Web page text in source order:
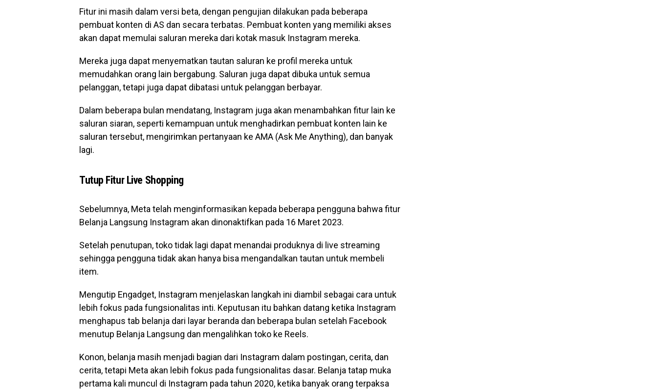
Fitur ini masih dalam versi beta, dengan pengujian dilakukan pada beberapa
pembuat konten di AS dan secara terbatas. Pembuat konten yang memiliki akses
akan dapat memulai saluran mereka dari kotak masuk Instagram mereka.
Mereka juga dapat menyematkan tautan saluran ke profil mereka untuk
memudahkan orang lain bergabung. Saluran juga dapat dibuka untuk semua
pelanggan, tetapi juga dapat dibatasi untuk pelanggan berbayar.
Dalam beberapa bulan mendatang, Instagram juga akan menambahkan fitur lain ke
saluran siaran, seperti kemampuan untuk menghadirkan pembuat konten lain ke
saluran tersebut, mengirimkan pertanyaan ke AMA (Ask Me Anything), dan banyak
lagi.
Tutup Fitur Live Shopping
Sebelumnya, Meta telah menginformasikan kepada beberapa pengguna bahwa fitur
Belanja Langsung Instagram akan dinonaktifkan pada 16 Maret 2023.
Setelah penutupan, toko tidak lagi dapat menandai produknya di live streaming
sehingga pengguna tidak akan hanya bisa mengandalkan tautan untuk membeli
item.
Mengutip Engadget, Instagram menjelaskan langkah ini diambil sebagai cara untuk
lebih fokus pada fungsionalitas inti. Keputusan itu bahkan datang ketika Instagram
menghapus tab belanja dari layar beranda dan beberapa bulan setelah Facebook
menutup Belanja Langsung dan mengalihkan toko ke Reels.
Konon, belanja masih menjadi bagian dari Instagram dalam postingan, cerita, dan
cerita, tetapi Meta akan lebih fokus pada fungsionalitas dasar. Belanja tatap muka
pertama kali muncul di Instagram pada tahun 2020, ketika banyak orang terpaksa